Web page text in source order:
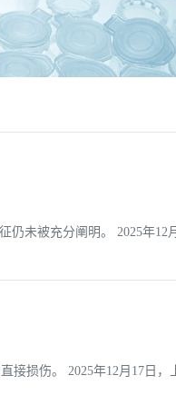
未被充分阐明。 2025年12
损伤。 2025年12月17日